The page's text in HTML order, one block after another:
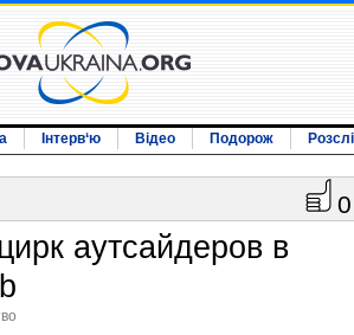
Інтерв‘ю Відео Подорож
0
аутсайдеров в